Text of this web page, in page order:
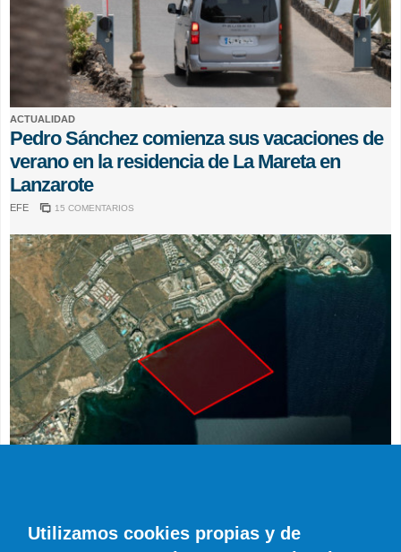
ACTUALIDAD
Pedro Sánchez comienza sus vacaciones de
verano en la residencia de La Mareta en
Lanzarote
EFE 15 COMENTARIOS
Residencia de La Mareta hasta el 24 de
Utilizamos cookies propias y de